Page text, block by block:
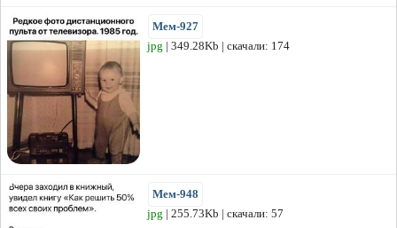
Мем-927
jpg | 349.28Kb | скачали: 174
Мем-948
jpg | 255.73Kb | скачали: 57